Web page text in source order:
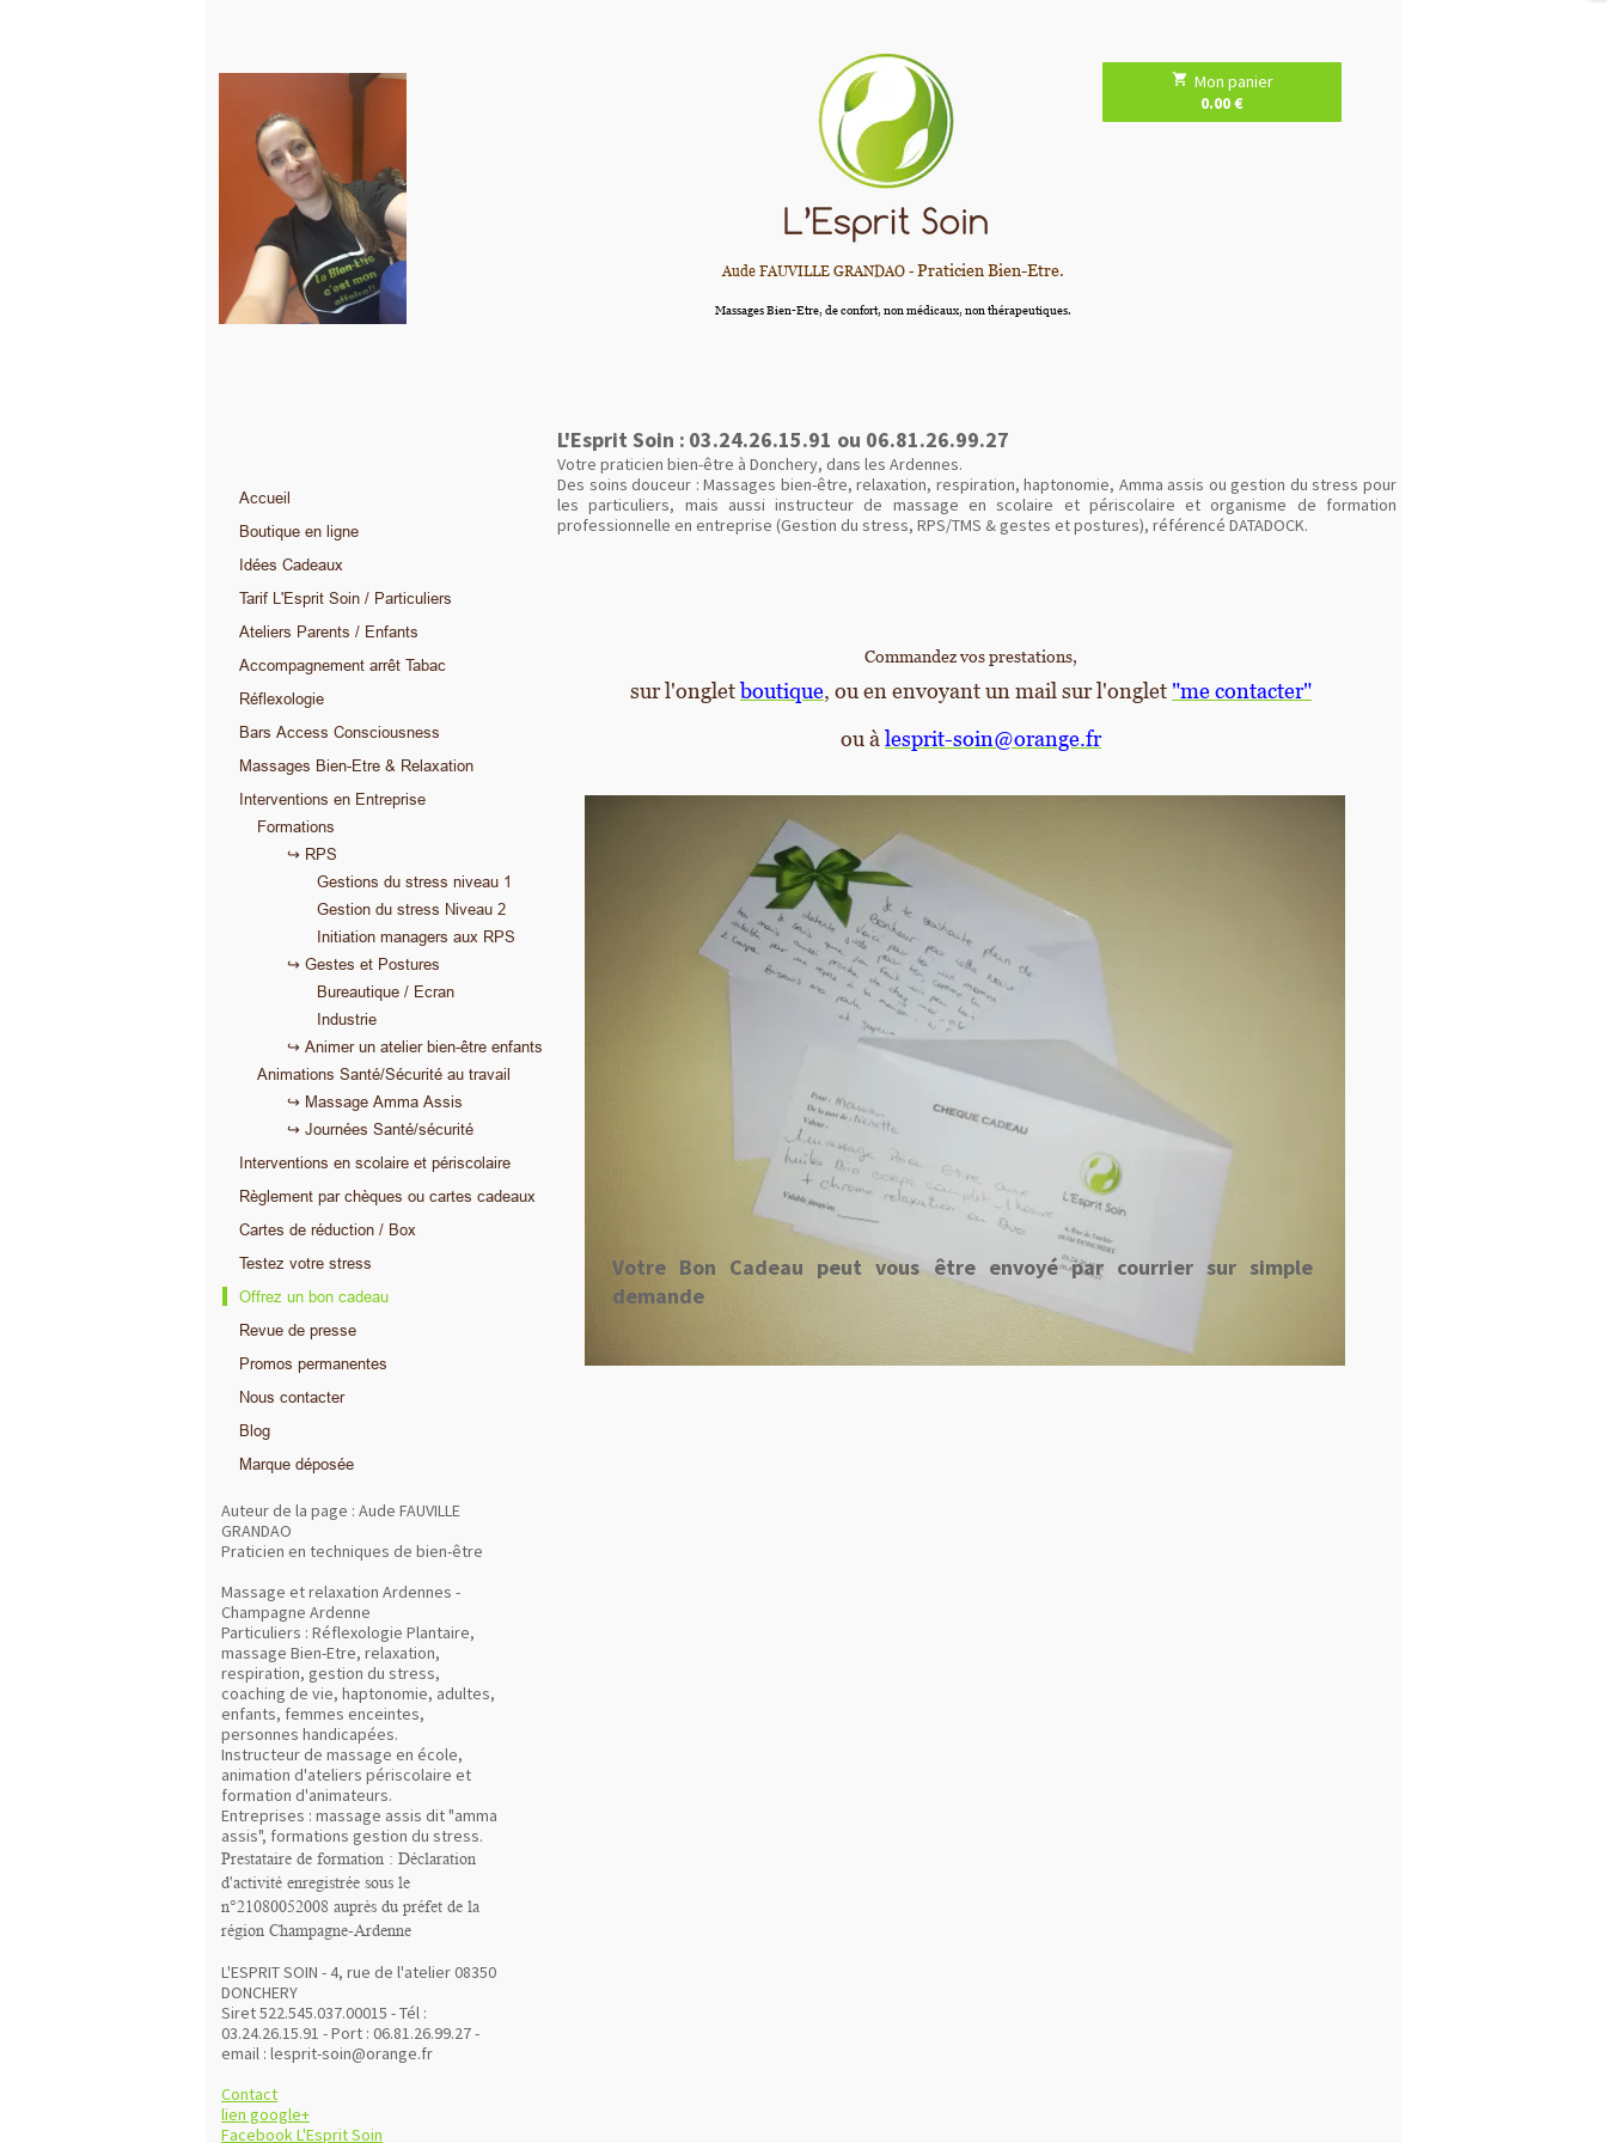
Aude FAUVILLE GRANDAO - Praticien Bien-Etre.
Massages Bien-Etre, de confort, non médicaux, non thérapeutiques.
Accueil
Boutique en ligne
Idées Cadeaux
Tarif L'Esprit Soin / Particuliers
Ateliers Parents / Enfants
Accompagnement arrêt Tabac
Réflexologie
Bars Access Consciousness
Massages Bien-Etre & Relaxation
Interventions en Entreprise
Formations
↪ RPS
Gestions du stress niveau 1
Gestion du stress Niveau 2
Initiation managers aux RPS
↪ Gestes et Postures
Bureautique / Ecran
Industrie
↪ Animer un atelier bien-être enfants
Animations Santé/Sécurité au travail
↪ Massage Amma Assis
↪ Journées Santé/sécurité
Interventions en scolaire et périscolaire
Règlement par chèques ou cartes cadeaux
Cartes de réduction / Box
Testez votre stress
Offrez un bon cadeau
Revue de presse
Promos permanentes
Nous contacter
Blog
Marque déposée
Auteur de la page : Aude FAUVILLE
GRANDAO
Praticien en techniques de bien-être
Massage et relaxation Ardennes -
Champagne Ardenne
Particuliers : Réflexologie Plantaire,
massage Bien-Etre, relaxation,
respiration, gestion du stress,
coaching de vie, haptonomie, adultes,
enfants, femmes enceintes,
personnes handicapées.
Instructeur de massage en école,
animation d'ateliers périscolaire et
formation d'animateurs.
Entreprises : massage assis dit "amma
assis", formations gestion du stress.
Prestataire de formation : Déclaration
d'activité enregistrée sous le
n°21080052008 auprès du préfet de la
région Champagne-Ardenne
L'ESPRIT SOIN - 4, rue de l'atelier 08350
DONCHERY
Siret 522.545.037.00015 - Tél :
03.24.26.15.91 - Port : 06.81.26.99.27 -
email : lesprit-soin@orange.fr
Contact
lien google+
Facebook L'Esprit Soin
local_grocery_store Mon panier
0.00 €
L'Esprit Soin : 03.24.26.15.91 ou 06.81.26.99.27
Votre praticien bien-être à Donchery, dans les Ardennes.
Des soins douceur : Massages bien-être, relaxation, respiration, haptonomie, Amma assis ou gestion du stress pour
les particuliers, mais aussi instructeur de massage en scolaire et périscolaire et organisme de formation
professionnelle en entreprise (Gestion du stress, RPS/TMS & gestes et postures), référencé DATADOCK.
Commandez vos prestations,
sur l'ongletboutique, ou en envoyant un mail sur l'onglet "me contacter"
ou à lesprit-soin@orange.fr
Votre Bon Cadeau peut vous être envoyé par courrier sur simple
demande